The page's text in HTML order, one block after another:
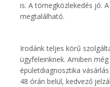
is. A tömegközlekedés jó.
megtalálható.
Irodánk teljes körű
ügyfeleinknek. Amiben
épületdiagnosztika
48 órán belül, kedvező